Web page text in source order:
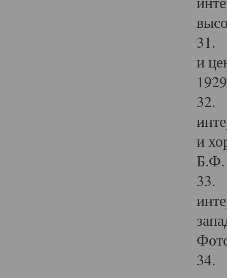
31.
и
32.
и
Б.Ф.
33.
34.